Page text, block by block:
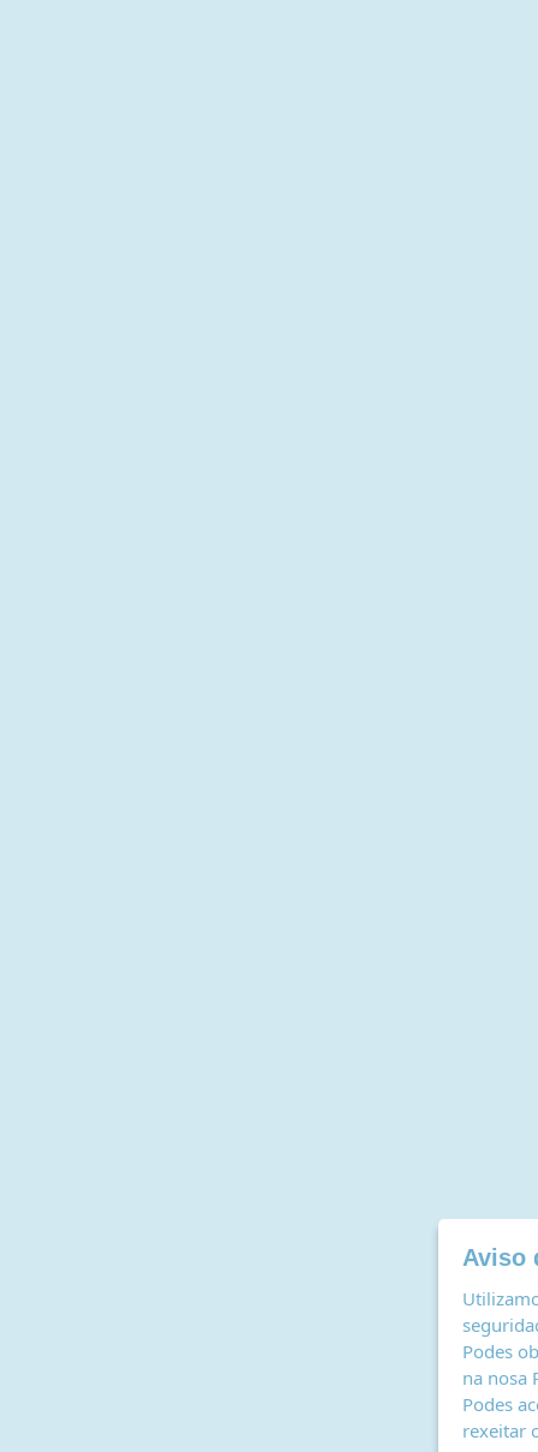
Aviso
Podes
na nosa
Podes
rexeitar